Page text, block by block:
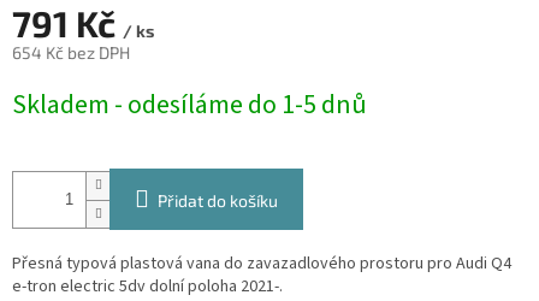
791 Kč / ks
654 Kč bez DPH
cena:
Skladem - odesíláme do 1-5 dnů
Přidat do košíku
Přesná typová plastová vana do zavazadlového prostoru pro Audi Q4
e-tron electric 5dv dolní poloha 2021-.